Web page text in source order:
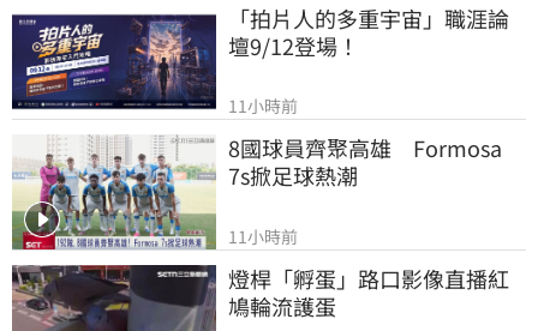
「拍片人的多重宇宙」職涯論
壇9/12登場！
11小時前
8國球員齊聚高雄　Formosa
7s掀足球熱潮
11小時前
燈桿「孵蛋」路口影像直播紅
鳩輪流護蛋